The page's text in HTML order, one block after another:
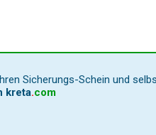
Sicherungs-Schein und
kreta.com